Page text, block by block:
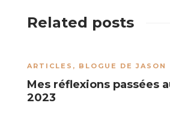
Related posts
ARTICLES , BLOGUE DE JASON
Mes réflexions passées
2023